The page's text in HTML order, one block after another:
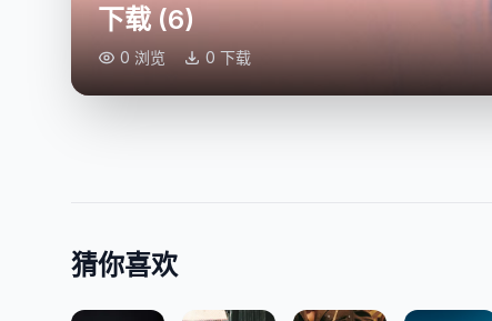
下载 (6)
0 浏览 0 下载
猜你喜欢